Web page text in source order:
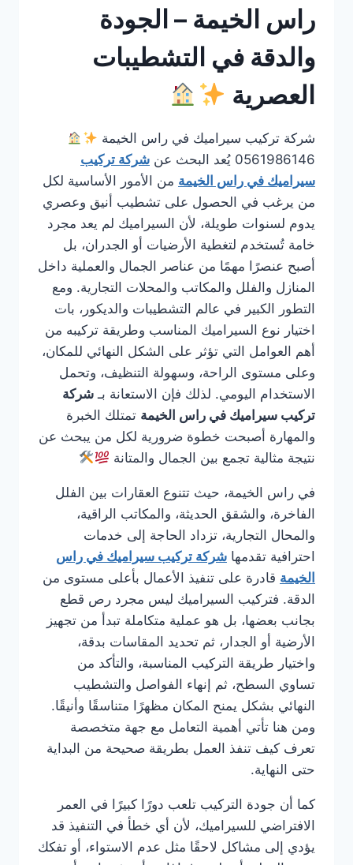
راس الخيمة – الجودة
والدقة في التشطيبات
العصرية
شركة تركيب سيراميك في راس الخيمة
0561986146 يُعد البحث عن
شركة تركيب
سيراميك في راس الخيمة من الأمور الأساسية لكل
من يرغب في الحصول على تشطيب أنيق وعصري
يدوم لسنوات طويلة، لأن السيراميك لم يعد مجرد
خامة تُستخدم لتغطية الأرضيات أو الجدران، بل
أصبح عنصرًا مهمًا من عناصر الجمال والعملية داخل
المنازل والفلل والمكاتب والمحلات التجارية. ومع
التطور الكبير في عالم التشطيبات والديكور، بات
اختيار نوع السيراميك المناسب وطريقة تركيبه من
أهم العوامل التي تؤثر على الشكل النهائي للمكان،
وعلى مستوى الراحة، وسهولة التنظيف، وتحمل
الاستخدام اليومي. لذلك فإن الاستعانة بـ شركة
تركيب سيراميك في راس الخيمة تمتلك الخبرة
والمهارة أصبحت خطوة ضرورية لكل من يبحث عن
نتيجة مثالية تجمع بين الجمال والمتانة
في راس الخيمة، حيث تتنوع العقارات بين الفلل
الفاخرة، والشقق الحديثة، والمكاتب الراقية،
والمحال التجارية، تزداد الحاجة إلى خدمات
احترافية تقدمها شركة تركيب سيراميك في راس
الخيمة قادرة على تنفيذ الأعمال بأعلى مستوى من
الدقة. فتركيب السيراميك ليس مجرد رص قطع
بجانب بعضها، بل هو عملية متكاملة تبدأ من تجهيز
الأرضية أو الجدار، ثم تحديد المقاسات بدقة،
واختيار طريقة التركيب المناسبة، والتأكد من
تساوي السطح، ثم إنهاء الفواصل والتشطيب
النهائي بشكل يمنح المكان مظهرًا متناسقًا وأنيقًا.
ومن هنا تأتي أهمية التعامل مع جهة متخصصة
تعرف كيف تنفذ العمل بطريقة صحيحة من البداية
حتى النهاية.
كما أن جودة التركيب تلعب دورًا كبيرًا في العمر
الافتراضي للسيراميك، لأن أي خطأ في التنفيذ قد
يؤدي إلى مشاكل لاحقًا مثل عدم الاستواء، أو تفكك